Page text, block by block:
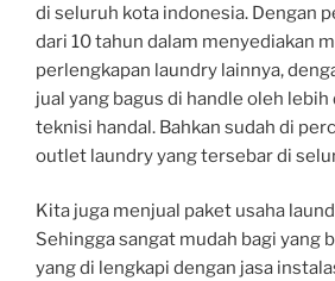
di seluruh kota indonesia. Dengan
dari 10 tahun dalam menyediakan
perlengkapan laundry lainnya,
jual yang bagus di handle oleh lebih
teknisi handal. Bahkan sudah di
outlet laundry yang tersebar di
Kita juga menjual paket usaha
Sehingga sangat mudah bagi yang
yang di lengkapi dengan jasa